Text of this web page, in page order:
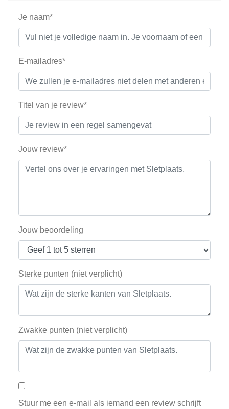
Je naam*
E-mailadres*
Titel van je review*
Jouw review*
Jouw beoordeling
Sterke punten (niet verplicht)
Zwakke punten (niet verplicht)
Stuur me een e-mail als iemand een review schrijft